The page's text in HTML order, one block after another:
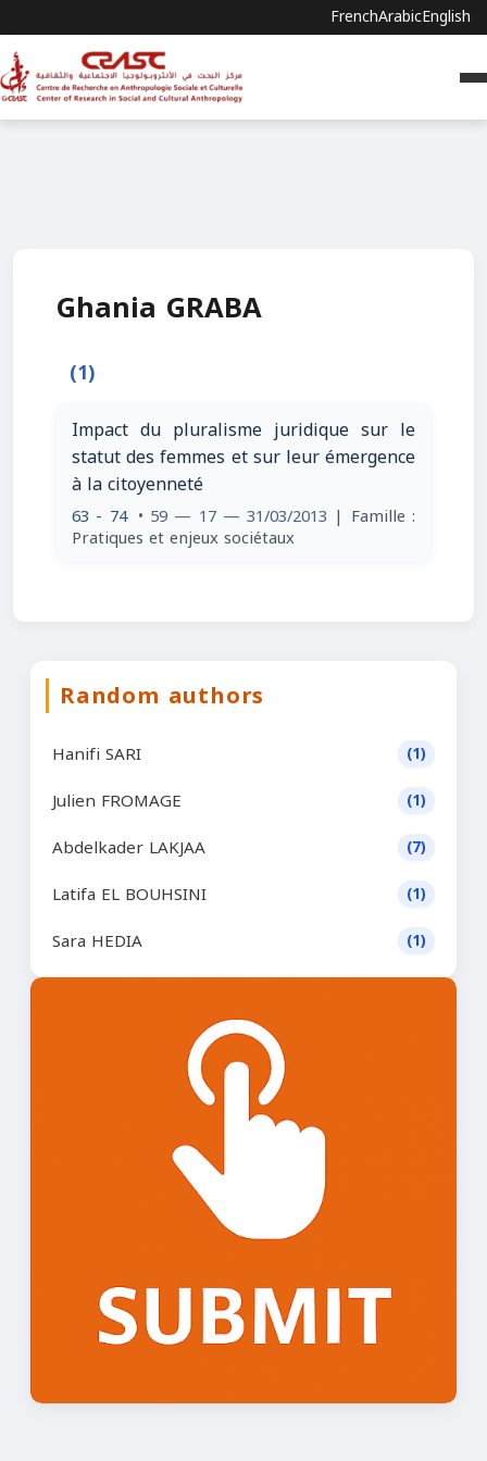
FrenchArabicEnglish
Ghania GRABA
(1)
Impact du pluralisme juridique sur le
statut des femmes et sur leur émergence
à la citoyenneté
63 - 74 • 59 — 17 — 31/03/2013 | Famille :
Pratiques et enjeux sociétaux
Random authors
Hanifi SARI (1)
Julien FROMAGE (1)
Abdelkader LAKJAA (7)
Latifa EL BOUHSINI (1)
Sara HEDIA (1)